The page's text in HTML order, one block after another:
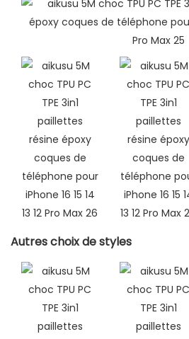
Autres choix de styles